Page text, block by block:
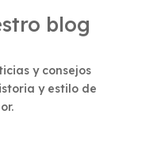
blog
y consejos
y estilo de